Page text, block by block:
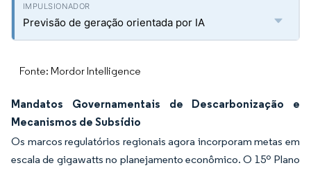
Previsão de geração orientada por IA
Fonte: Mordor Intelligence
Mandatos Governamentais de Descarbonização e
Mecanismos de Subsídio
Os marcos regulatórios regionais agora incorporam metas em
escala de gigawatts no planejamento econômico. O 15º Plano